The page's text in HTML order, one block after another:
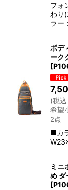
フォ
わり
ラー
ボデ
ーク
[
(税込
希望
2点
■カ
ミニ
め ダ
[